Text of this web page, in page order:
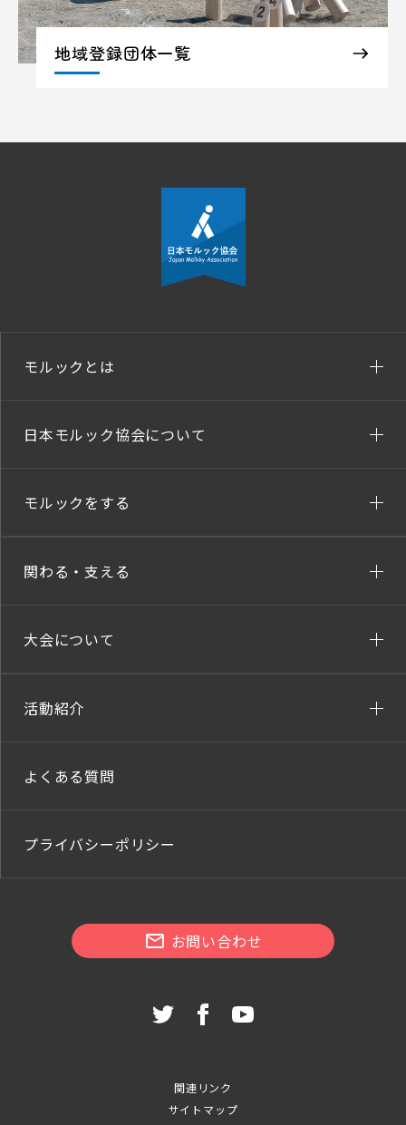
地域登録団体一覧
モルックとは
日本モルック協会について
モルックをする
関わる・支える
大会について
活動紹介
よくある質問
プライバシーポリシー
お問い合わせ
関連リンク
サイトマップ